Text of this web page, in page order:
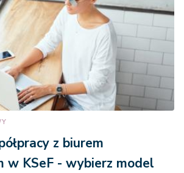
z biurem
w KSeF - wybierz model